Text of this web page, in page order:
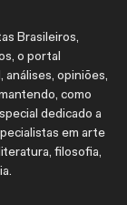
Brasileiros,
o portal
análises, opiniões,
como
dedicado a
em arte
filosofia,